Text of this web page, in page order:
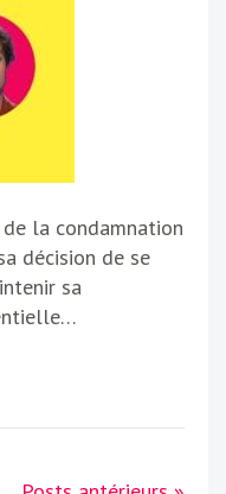
la condamnation
décision de se
sa